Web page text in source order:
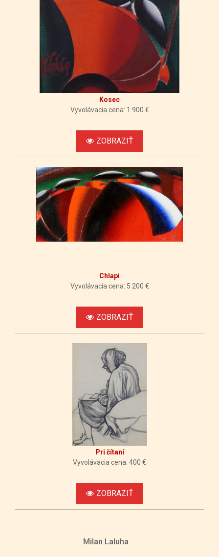
Kosec
Vyvolávacia cena: 1 900 €
ZOBRAZIŤ
Chlapi
Vyvolávacia cena: 5 200 €
ZOBRAZIŤ
Pri čítaní
Vyvolávacia cena: 400 €
ZOBRAZIŤ
Milan Laluha